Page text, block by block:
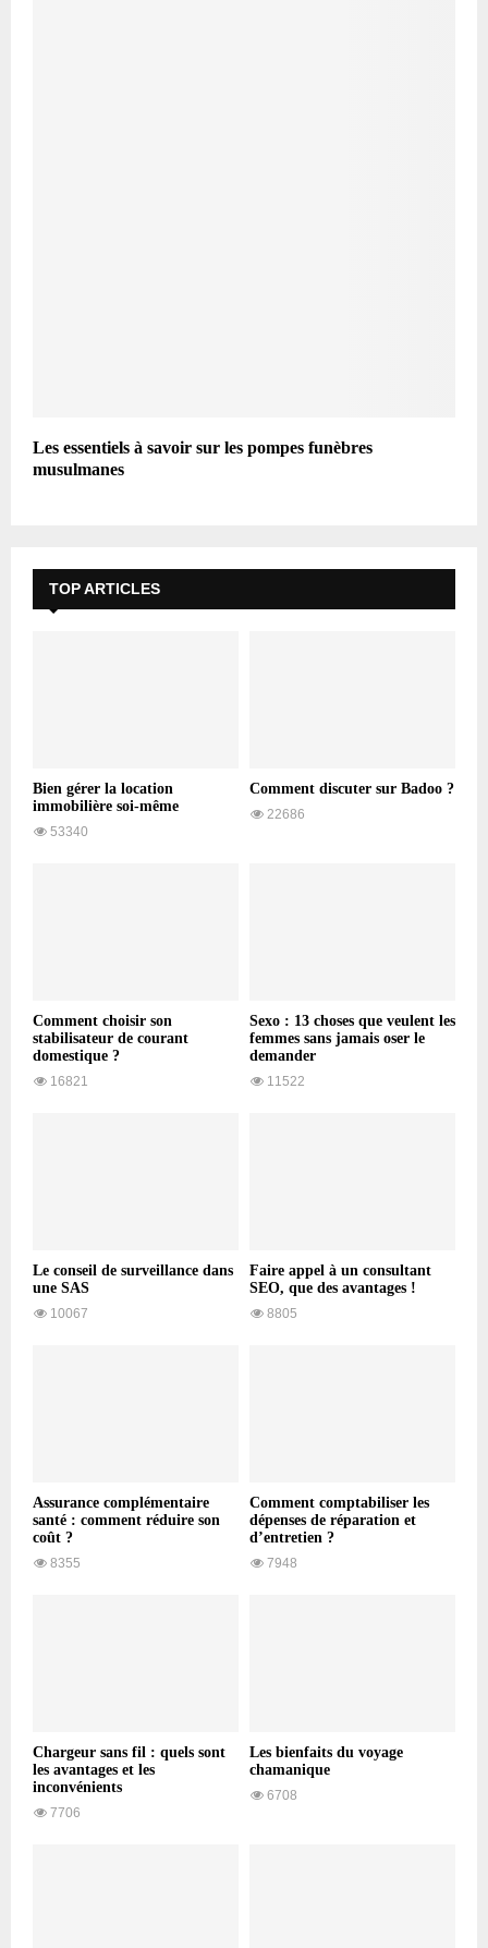
Les essentiels à savoir sur les pompes funèbres
musulmanes
TOP ARTICLES
Bien gérer la location
immobilière soi-même
53340
Comment discuter sur Badoo ?
22686
Comment choisir son
stabilisateur de courant
domestique ?
16821
Sexo : 13 choses que veulent les
femmes sans jamais oser le
demander
11522
Le conseil de surveillance dans
une SAS
10067
Faire appel à un consultant
SEO, que des avantages !
8805
Assurance complémentaire
santé : comment réduire son
coût ?
8355
Comment comptabiliser les
dépenses de réparation et
d’entretien ?
7948
Chargeur sans fil : quels sont
les avantages et les
inconvénients
7706
Les bienfaits du voyage
chamanique
6708